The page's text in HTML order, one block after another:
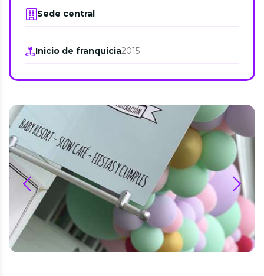
Sede central-
Inicio de franquicia2015
prev next